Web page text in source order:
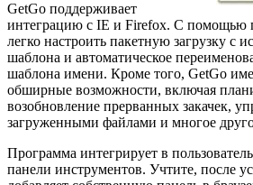
GetGo поддерживает
интеграцию с IE и Firefox. С помощью
легко настроить пакетную загрузку с
шаблона и автоматическое
шаблона имени. Кроме того, GetGo
обширные возможности, включая
возобновление прерванных закачек,
загруженными файлами и многое
Программа интегрирует в
панели инструментов. Учтите, после